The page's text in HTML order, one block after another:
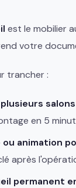
est le mobilier
votre
trancher :
en 5
animation
après
permanent